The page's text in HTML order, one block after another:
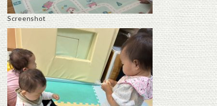
Screenshot